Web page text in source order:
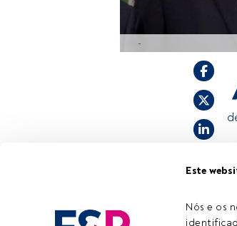
Este
Nós e os
-